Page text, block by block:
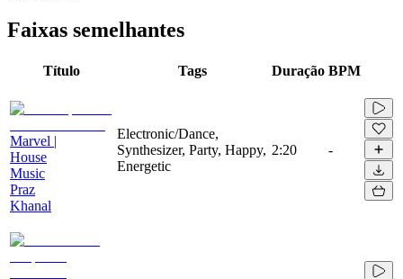
Faixas semelhantes
Título Tags Duração BPM
Marvel |
House
Music
Praz
Khanal
Electronic/Dance,
Synthesizer, Party, Happy,
Energetic
2:20 -